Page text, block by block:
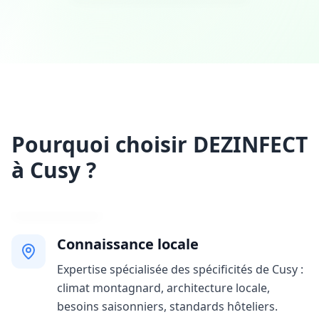
Pourquoi choisir DEZINFECT
à Cusy ?
Connaissance locale
Expertise spécialisée des spécificités de Cusy :
climat montagnard, architecture locale,
besoins saisonniers, standards hôteliers.